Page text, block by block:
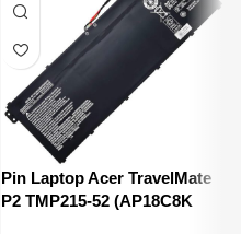
Pin Laptop Acer TravelMate
P2 TMP215-52 (AP18C8K